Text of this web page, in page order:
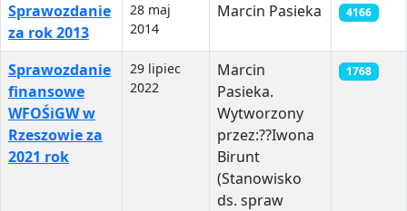
Sprawozdanie
za rok 2013
28 maj
2014
Marcin Pasieka 4166
Sprawozdanie
finansowe
WFOŚiGW w
Rzeszowie za
2021 rok
29 lipiec
2022
Marcin
Pasieka.
Wytworzony
przez:?‍?Iwona
Birunt
(Stanowisko
ds. spraw
1768